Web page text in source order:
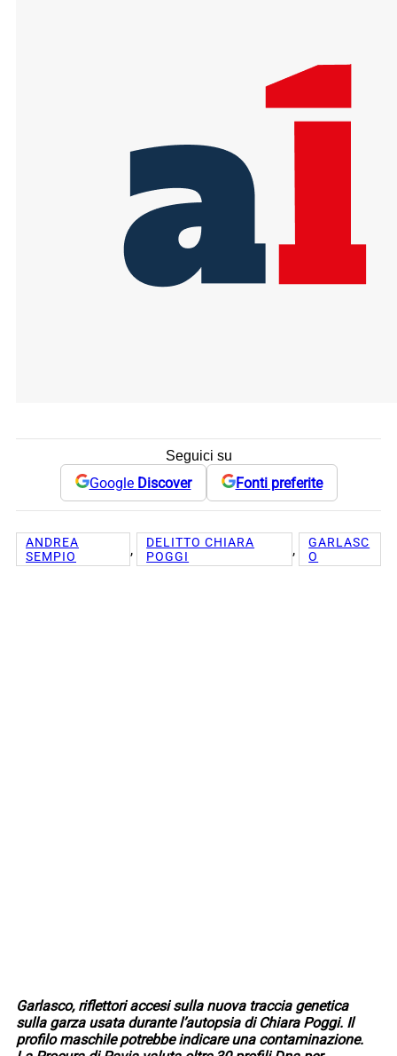
Seguici su
Google Discover Fonti preferite
ANDREA
SEMPIO
,
DELITTO CHIARA
POGGI
,
GARLASC
O
Garlasco, riflettori accesi sulla nuova traccia genetica
sulla garza usata durante l’autopsia di Chiara Poggi. Il
profilo maschile potrebbe indicare una contaminazione.